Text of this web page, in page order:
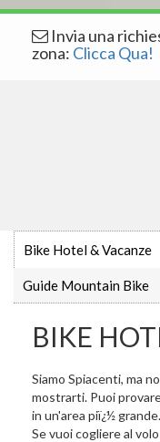
Invia una
zona: Clicca Qua!
Bike Hotel & Vacanze
Guide Mountain Bike
BIKE
Siamo Spiacenti, ma
mostrarti. Puoi
in un'area piï¿½ grande.
Se vuoi cogliere al